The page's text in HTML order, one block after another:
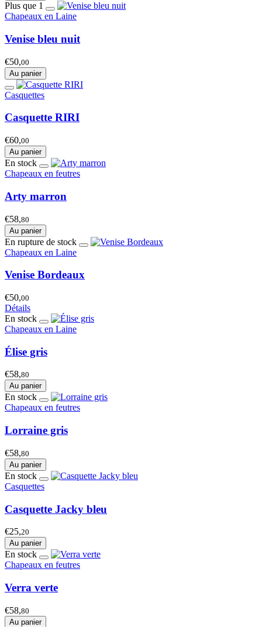
Plus que 1
Chapeaux en Laine
Venise bleu nuit
€50,00
Au panier
Casquettes
Casquette RIRI
€60,00
Au panier
En stock
Chapeaux en feutres
Arty marron
€58,80
Au panier
En rupture de stock
Chapeaux en Laine
Venise Bordeaux
€50,00
Détails
En stock
Chapeaux en Laine
Élise gris
€58,80
Au panier
En stock
Chapeaux en feutres
Lorraine gris
€58,80
Au panier
En stock
Casquettes
Casquette Jacky bleu
€25,20
Au panier
En stock
Chapeaux en feutres
Verra verte
€58,80
Au panier